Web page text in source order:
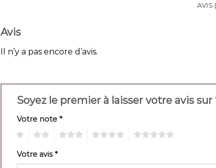
AVIS
Avis
Il n’y a pas encore d’avis.
Soyez le premier à laisser votre avis sur
Votre note *
Votre avis*